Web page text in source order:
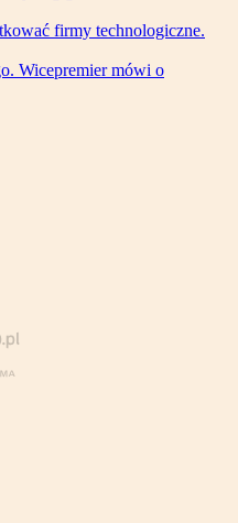
firmy technologiczne.
Wicepremier mówi o